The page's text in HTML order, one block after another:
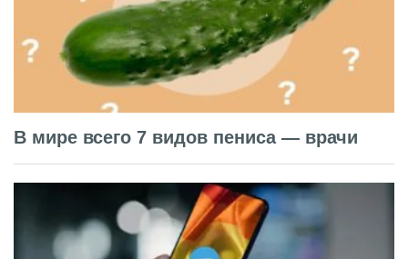
В мире всего 7 видов пениса — врачи